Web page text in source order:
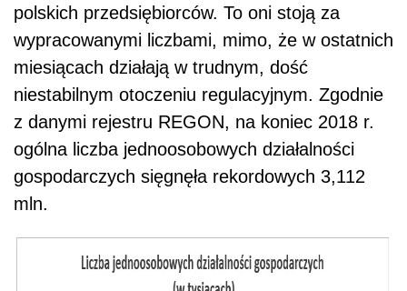
polskich przedsiębiorców. To oni stoją za
wypracowanymi liczbami, mimo, że w ostatnich
miesiącach działają w trudnym, dość
niestabilnym otoczeniu regulacyjnym. Zgodnie
z danymi rejestru REGON, na koniec 2018 r.
ogólna liczba jednoosobowych działalności
gospodarczych sięgnęła rekordowych 3,112
mln.